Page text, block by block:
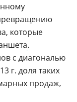
которые
.
с диагональю
г. доля таких
продаж,